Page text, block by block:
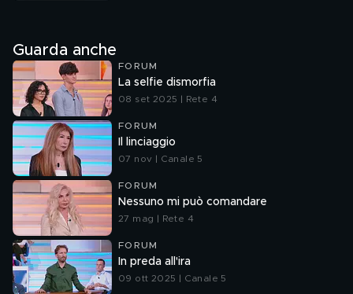
Guarda anche
FORUM
La selfie dismorfia
08 set 2025 | Rete 4
FORUM
Il linciaggio
07 nov | Canale 5
FORUM
Nessuno mi può comandare
27 mag | Rete 4
FORUM
In preda all'ira
09 ott 2025 | Canale 5